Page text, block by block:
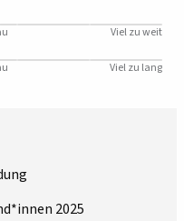
Viel zu weit
Viel zu lang
2025